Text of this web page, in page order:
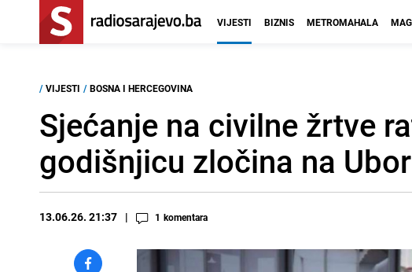
VIJESTI BIZNIS METROMAHALA
/ VIJESTI / BOSNA I HERCEGOVINA
Sjećanje na civilne žrtve
godišnjicu zločina na
13.06.26. 21:37 1 komentara